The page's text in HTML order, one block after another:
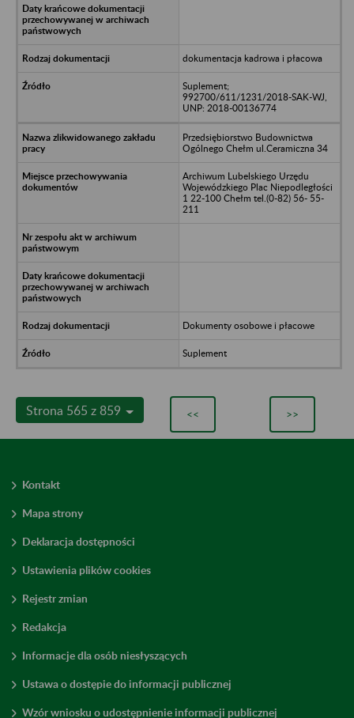
dokumentacja kadrowa i płacowa
Suplement;
992700/611/1231/2018-SAK-WJ,
UNP: 2018-00136774
Przedsiębiorstwo Budownictwa
Ogólnego Chełm ul.Ceramiczna 34
Archiwum Lubelskiego Urzędu
Wojewódzkiego Plac Niepodległości
1 22-100 Chełm tel.(0-82) 56- 55-
211
Dokumenty osobowe i płacowe
Suplement
Strona 565 z 859 << >>
Kontakt
Mapa strony
Deklaracja dostępności
Ustawienia plików cookies
Rejestr zmian
Redakcja
Informacje dla osób niesłyszących
Ustawa o dostępie do informacji publicznej
Wzór wniosku o udostępnienie informacji publicznej